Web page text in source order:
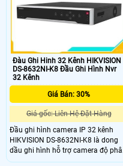
Đàu Ghi Hinh 32 Kênh HIKVISION
DS-8632NI-K8 Đầu Ghi Hình Nvr
32 Kênh
Giá Bán: 30%
Giá gốc: Liên Hệ-Đặt Hàng
Đầu ghi hình camera IP 32 kênh
HIKVISION DS-8632NI-K8 là dong
dầu ghi hình hỗ trợ camera độ
giải 8.0 megaxpixel H.265+/H.265